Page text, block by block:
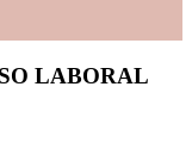
LABORAL